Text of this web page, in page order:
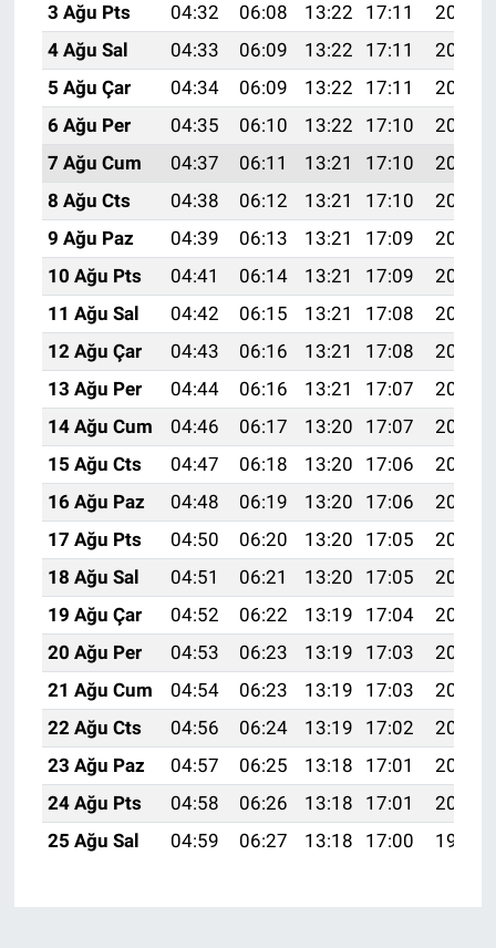
3 Ağu Pts
04:32 06:08 13:22 17:11
20:26
4 Ağu Sal
04:33 06:09 13:22 17:11
20:25
5 Ağu Çar
04:34 06:09 13:22 17:11
20:24
6 Ağu Per
04:35 06:10 13:22 17:10
20:23
7 Ağu Cum
04:37 06:11 13:21 17:10
20:22
8 Ağu Cts
04:38 06:12 13:21 17:10
20:21
9 Ağu Paz
04:39 06:13 13:21 17:09
20:19
10 Ağu Pts
04:41 06:14 13:21 17:09
20:18
11 Ağu Sal
04:42 06:15 13:21 17:08
20:17
12 Ağu Çar
04:43 06:16 13:21 17:08
20:16
13 Ağu Per
04:44 06:16 13:21 17:07
20:15
14 Ağu Cum
04:46 06:17 13:20 17:07
20:13
15 Ağu Cts
04:47 06:18 13:20 17:06
20:12
16 Ağu Paz
04:48 06:19 13:20 17:06
20:11
17 Ağu Pts
04:50 06:20 13:20 17:05
20:10
18 Ağu Sal
04:51 06:21 13:20 17:05
20:08
19 Ağu Çar
04:52 06:22 13:19 17:04
20:07
20 Ağu Per
04:53 06:23 13:19 17:03
20:06
21 Ağu Cum
04:54 06:23 13:19 17:03
20:04
22 Ağu Cts
04:56 06:24 13:19 17:02
20:03
23 Ağu Paz
04:57 06:25 13:18 17:01
20:02
24 Ağu Pts
04:58 06:26 13:18 17:01
20:00
25 Ağu Sal
04:59 06:27 13:18 17:00 19:59